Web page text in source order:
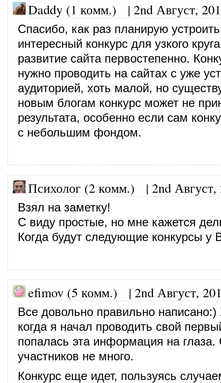
Daddy (1 комм.) | 2nd Август,
Спасибо, как раз планирую устроить
интересный конкурс для узкого
развитие сайта первостепенно.
нужно проводить на сайтах с уже
аудиторией, хоть малой, но
новым блогам конкурс может не
результата, особенно если сам
с небольшим фондом.
Психолог (2 комм.) | 2nd Август,
Взял на заметку!
С виду простые, но мне кажется
Когда будут следующие конкурсы у
efimov (5 комм.) | 2nd Август,
Все довольно правильно
когда я начал проводить свой
попалась эта информация на глаза.
участников не много.
Конкурс еще идет, пользуясь